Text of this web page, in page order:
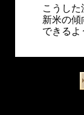
こうし
新米の傾
できるよ